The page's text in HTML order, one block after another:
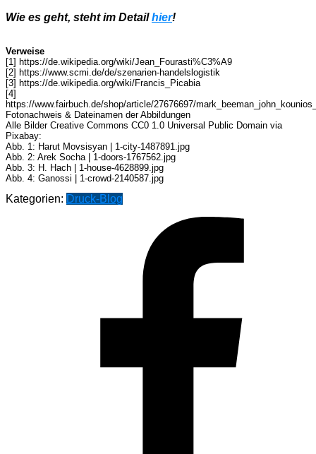
Wie es geht, steht im Detailhier!
Verweise
[1] https://de.wikipedia.org/wiki/Jean_Fourasti%C3%A9
[2] https://www.scmi.de/de/szenarien-handelslogistik
[3] https://de.wikipedia.org/wiki/Francis_Picabia
[4]
https://www.fairbuch.de/shop/article/27676697/
Fotonachweis & Dateinamen der Abbildungen
Alle Bilder Creative Commons CC0 1.0 Universal Public Domain via
Pixabay:
Abb. 1: Harut Movsisyan | 1-city-1487891.jpg
Abb. 2: Arek Socha | 1-doors-1767562.jpg
Abb. 3: H. Hach | 1-house-4628899.jpg
Abb. 4: Ganossi | 1-crowd-2140587.jpg
Kategorien: Druck-Blog